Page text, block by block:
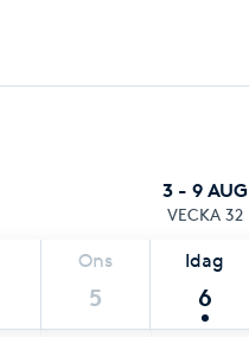
3 - 9 AUG
VECKA 32
Ons
5
Idag
6